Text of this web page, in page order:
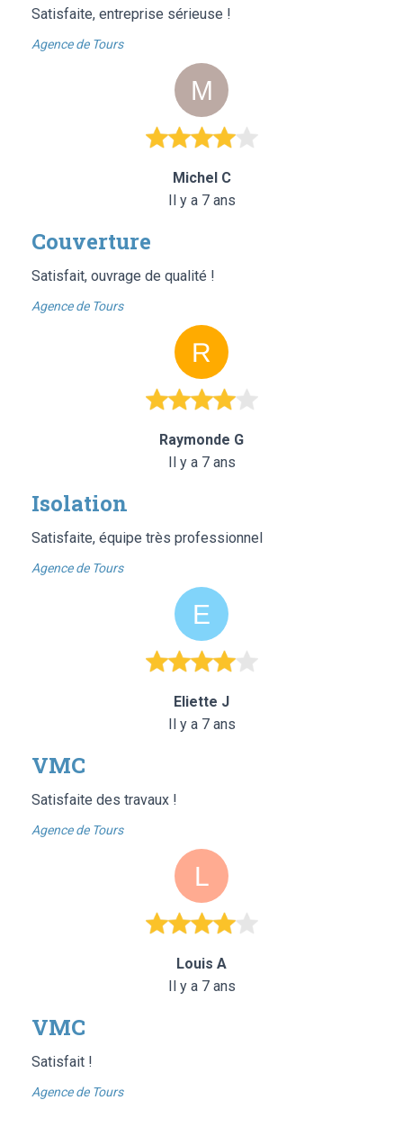
Satisfaite, entreprise sérieuse !
Agence de Tours
Michel C
Il y a 7 ans
Couverture
Satisfait, ouvrage de qualité !
Agence de Tours
Raymonde G
Il y a 7 ans
Isolation
Satisfaite, équipe très professionnel
Agence de Tours
Eliette J
Il y a 7 ans
VMC
Satisfaite des travaux !
Agence de Tours
Louis A
Il y a 7 ans
VMC
Satisfait !
Agence de Tours